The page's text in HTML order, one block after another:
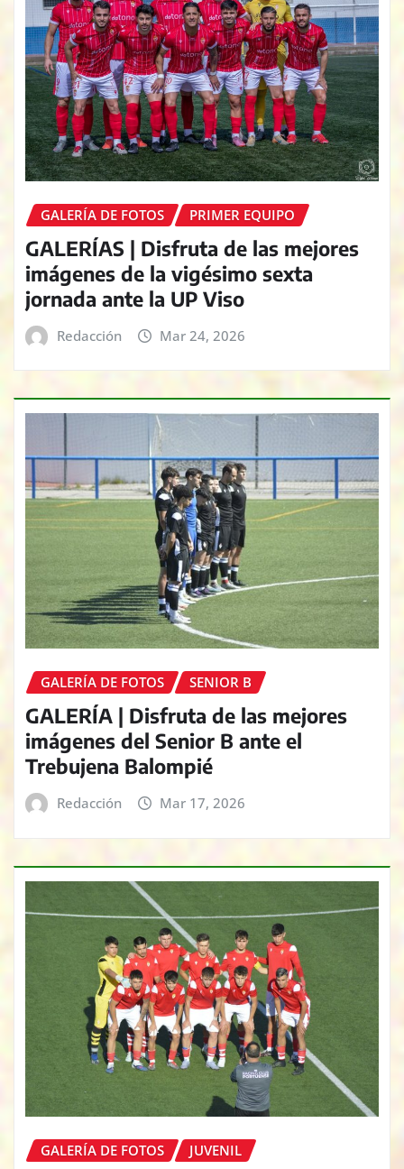
GALERÍA DE FOTOS PRIMER EQUIPO
GALERÍAS | Disfruta de las mejores
imágenes de la vigésimo sexta
jornada ante la UP Viso
Redacción Mar 24, 2026
GALERÍA DE FOTOS SENIOR B
GALERÍA | Disfruta de las mejores
imágenes del Senior B ante el
Trebujena Balompié
Redacción Mar 17, 2026
GALERÍA DE FOTOS JUVENIL